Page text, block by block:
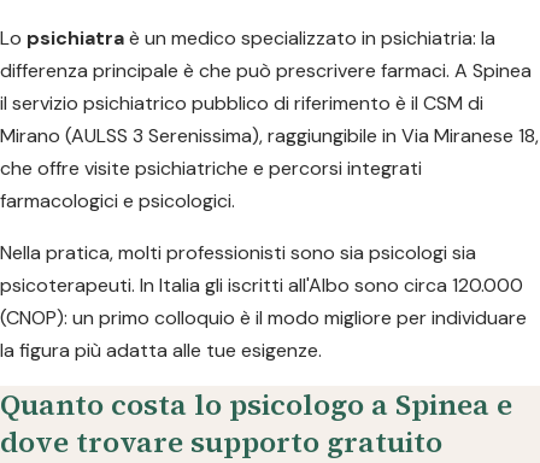
Lo psichiatraè un medico specializzato in psichiatria: la
differenza principale è che può prescrivere farmaci. A Spinea
il servizio psichiatrico pubblico di riferimento è il CSM di
Mirano (AULSS 3 Serenissima), raggiungibile in Via Miranese 18,
che offre visite psichiatriche e percorsi integrati
farmacologici e psicologici.
Nella pratica, molti professionisti sono sia psicologi sia
psicoterapeuti. In Italia gli iscritti all'Albo sono circa 120.000
(CNOP): un primo colloquio è il modo migliore per individuare
la figura più adatta alle tue esigenze.
Quanto costa lo psicologo a Spinea e
dove trovare supporto gratuito